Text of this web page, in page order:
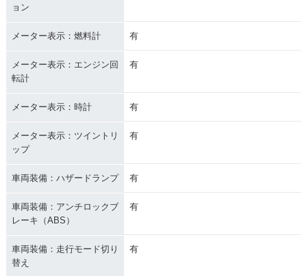
ョン
メーター表示：燃料計 有
メーター表示：エンジン回
転計
有
メーター表示：時計 有
メーター表示：ツイントリ
ップ
有
車両装備：ハザードランプ 有
車両装備：アンチロックブ
レーキ（ABS）
有
車両装備：走行モード切り
替え
有